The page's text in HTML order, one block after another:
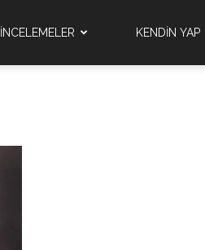
İNCELEMELER KENDİN YAP